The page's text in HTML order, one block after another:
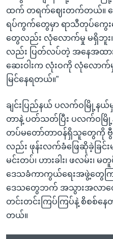
ထက် တရက်ဈေးတက်တယ်။ ဆေ
ရပ်ကွက်တွေမှာ ရာသီတုပ်ကွေးတွ
တွေလည်း လုံလောက်မှု မရှိဘူး။
လည်း ပြတ်လပ်တဲ့ အနေအထာ
ဆေးဝါးက လုံးဝကို လုံလော
မြင်နေရတယ်။”
ချင်းပြည်နယ် ပလက်ဝမြို့န
တာနဲ့ ပတ်သတ်ပြီး ပလက်ဝမြို့
တပ်မတော်တာဝန်ရှိသူတွေ
လည်း ဖုန်းလက်ခံဖြေဆိုခဲ့ခြင်း
မင်းတပ်၊ ဟားခါး၊ ဖလမ်း၊
ဒေသခံကာကွယ်ရေးအဖွဲ့တွေက
ဒေသတွေဘက် အသွားအလာတွ
တင်းတင်းကြပ်ကြပ်နဲ့ စိစစ်န
တယ်။